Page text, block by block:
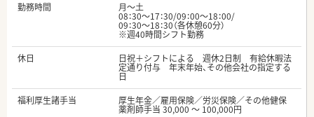
勤務時間
月～土
08：30～17：30/09：00～18：00/
09：30～18：30（各休憩60分）
※週40時間シフト勤務
休日
日祝＋シフトによる 週休2日制 有給休暇法
定通り付与 年末年始、その他会社の指定する
日
福利厚生諸手当
厚生年金／雇用保険／労災保険／その他健保
薬剤師手当 30,000 ～ 100,000円